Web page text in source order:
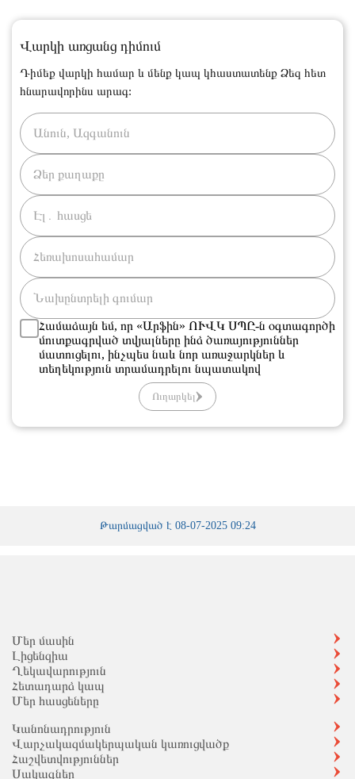
Վարկի առցանց դիմում
Դիմեք վարկի համար և մենք կապ կհաստատենք Ձեզ հետ
հնարավորինս արագ:
Համաձայն եմ, որ «Արֆին» ՈՒՎԿ ՍՊԸ-ն օգտագործի
մուտքագրված տվյալները ինձ ծառայություններ
մատուցելու, ինչպես նաև նոր առաջարկներ և
տեղեկություն տրամադրելու նպատակով
Ուղարկել
Թարմացված է 08-07-2025 09:24
Մեր մասին
Լիցենզիա
Ղեկավարություն
Հետադարձ կապ
Մեր հասցեները
Կանոնադրություն
Վարչակազմակերպական կառուցվածք
Հաշվետվություններ
Սակագներ